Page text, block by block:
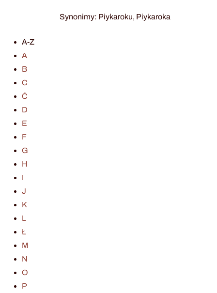
Synonimy: Piykaroku, Piykaroka
A-Z
A
B
C
Ć
D
E
F
G
H
I
J
K
L
Ł
M
N
O
P